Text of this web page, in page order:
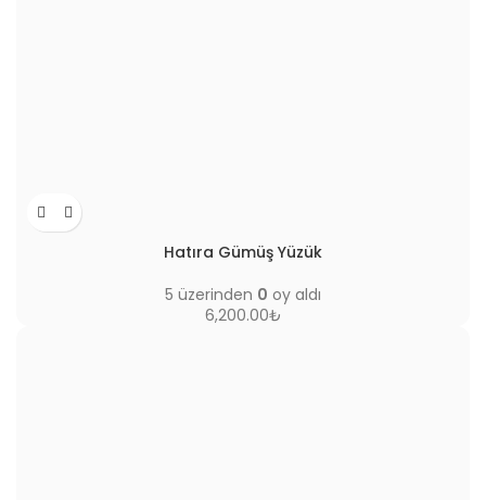
Hatıra Gümüş Yüzük
5 üzerinden 0 oy aldı
6,200.00₺